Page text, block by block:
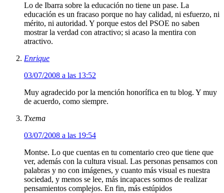
Lo de Ibarra sobre la educación no tiene un pase. La
educación es un fracaso porque no hay calidad, ni esfuerzo, ni
mérito, ni autoridad. Y porque estos del PSOE no saben
mostrar la verdad con atractivo; si acaso la mentira con
atractivo.
Enrique
03/07/2008 a las 13:52
Muy agradecido por la mención honorífica en tu blog. Y muy
de acuerdo, como siempre.
Txema
03/07/2008 a las 19:54
Montse. Lo que cuentas en tu comentario creo que tiene que
ver, además con la cultura visual. Las personas pensamos con
palabras y no con imágenes, y cuanto más visual es nuestra
sociedad, y menos se lee, más incapaces somos de realizar
pensamientos complejos. En fin, más estúpidos